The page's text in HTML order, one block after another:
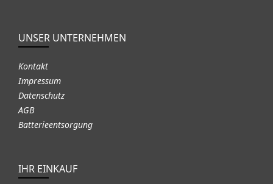
UNSER UNTERNEHMEN
Kontakt
Impressum
Datenschutz
AGB
Batterieentsorgung
IHR EINKAUF